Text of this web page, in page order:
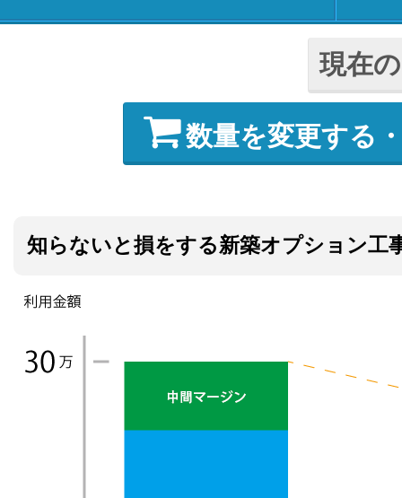
現在
数量を変更する
知らないと損をする新築オプション工